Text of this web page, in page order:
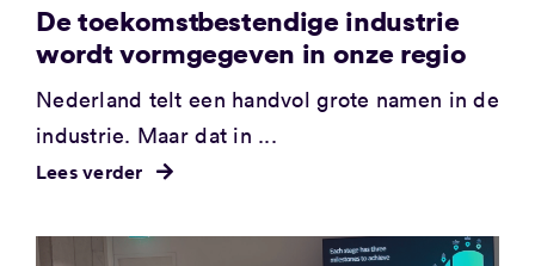
De toekomstbestendige industrie
wordt vormgegeven in onze regio
Nederland telt een handvol grote namen in de
industrie. Maar dat in ...
Lees verder